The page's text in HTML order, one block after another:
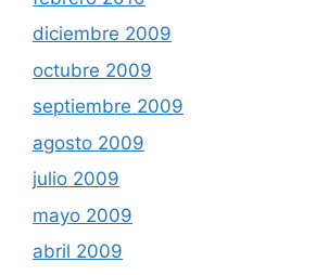
diciembre 2009
octubre 2009
septiembre 2009
agosto 2009
julio 2009
mayo 2009
abril 2009